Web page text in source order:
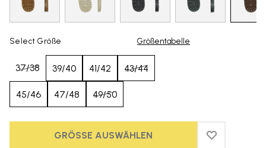
Select Größe Größentabelle
37/38 39/40 41/42 43/44
45/46 47/48 49/50
GRÖSSE AUSWÄHLEN ADD TO
ADD TO